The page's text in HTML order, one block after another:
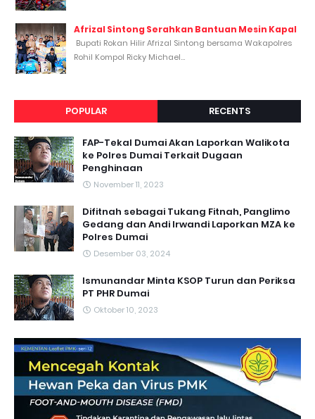
Afrizal Sintong Serahkan Bantuan Mesin Kapal
Bupati Rokan Hilir Afrizal Sintong bersama Wakapolres
Rohil Kompol Ricky Michael...
POPULAR RECENTS
FAP-Tekal Dumai Akan Laporkan Walikota
ke Polres Dumai Terkait Dugaan
Penghinaan
November 11, 2023
Difitnah sebagai Tukang Fitnah, Panglimo
Gedang dan Andi Irwandi Laporkan MZA ke
Polres Dumai
Desember 03, 2024
Ismunandar Minta KSOP Turun dan Periksa
PT PHR Dumai
Oktober 10, 2023